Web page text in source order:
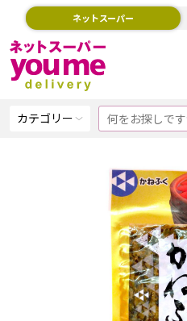
ネットスーパー
カテゴリー